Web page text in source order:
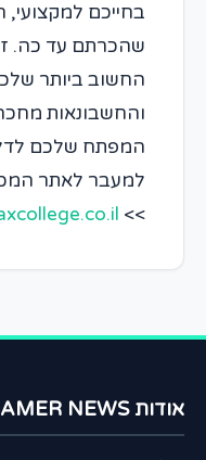
בחייכם למקצועי,
שהכרתם עד כה.
החשוב ביותר
והחשבונאות
המפתח שלכם
למעבר לאתר
>>
אודות 2GAMER NEWS